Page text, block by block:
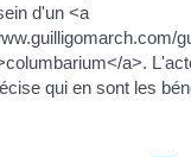
d'un <a
a>.
qui en sont les